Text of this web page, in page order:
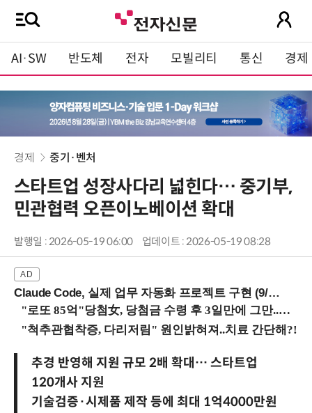
AI·SW 반도체 전자 모빌리티 통신 경제
경제 중기·벤처
스타트업 성장사다리 넓힌다… 중기부,
민관협력 오픈이노베이션 확대
발행일 : 2026-05-19 06:00 업데이트 : 2026-05-19 08:28
Claude Code, 실제 업무 자동화 프로젝트 구현 (9/16 ~17 강남역)
추경 반영해 지원 규모 2배 확대… 스타트업
120개사 지원
기술검증·시제품 제작 등에 최대 1억4000만원